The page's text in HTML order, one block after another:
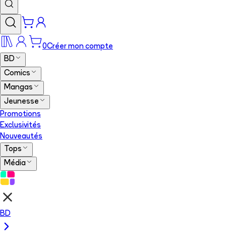
0Créer mon compte
BD
Comics
Mangas
Jeunesse
Promotions
Exclusivités
Nouveautés
Tops
Média
BD